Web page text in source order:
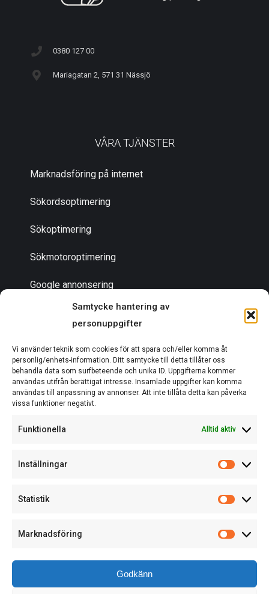
Samtycke hantering av
personuppgifter
Vi använder teknik som cookies för att spara och/eller komma åt
personlig/enhets-information. Ditt samtycke till detta tillåter oss
behandla data som surfbeteende och unika ID. Uppgifterna kommer
användas utifrån berättigat intresse. Insamlade uppgifter kan komma
användas till anpassning av annonser. Att inte tillåta detta kan påverka
vissa funktioner negativt.
Funktionella Alltid aktiv
Inställningar
Statistik
Marknadsföring
Godkänn
0380 127 00
Mariagatan 2, 571 31 Nässjö
VÅRA TJÄNSTER
Marknadsföring på internet
Sökordsoptimering
Sökoptimering
Sökmotoroptimering
Google annonsering
Bli en partner
Om oss